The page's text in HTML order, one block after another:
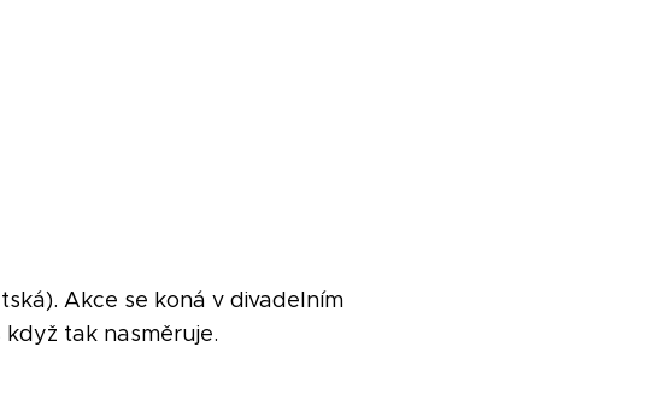
Akce se koná v divadelním
tak nasměruje.